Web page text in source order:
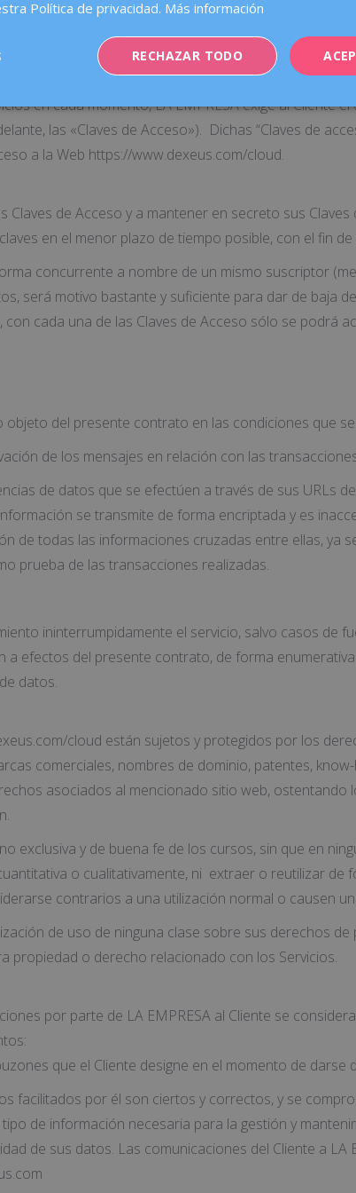
de los demás Clientes y de otros usuarios de
en cada momento, LA EMPRESA exige al Cliente
las «Claves de Acceso»). Dichas “Claves de
a la Web https://www.dexeus.com/cloud.
de Acceso y a mantener en secreto sus
en el menor plazo de tiempo posible, con el fin de
concurrente a nombre de un mismo suscriptor
será motivo bastante y suficiente para dar de baja
cada una de las Claves de Acceso sólo se podrá
del presente contrato en las condiciones que
de los mensajes en relación con las
de datos que se efectúen a través de sus URLs
se transmite de forma encriptada y es
de todas las informaciones cruzadas entre ellas, ya
prueba de las transacciones realizadas.
ininterrumpidamente el servicio, salvo casos de
efectos del presente contrato, de forma
datos.
cloud están sujetos y protegidos por los
comerciales, nombres de dominio, patentes,
asociados al mencionado sitio web,
exclusiva y de buena fe de los cursos, sin que en
o cualitativamente, ni extraer o reutilizar de
contrarios a una utilización normal o causen
de uso de ninguna clase sobre sus derechos
propiedad o derecho relacionado con los Servicios.
por parte de LA EMPRESA al Cliente se
que el Cliente designe en el momento de darse
facilitados por él son ciertos y correctos, y se
de información necesaria para la gestión y
de sus datos. Las comunicaciones del Cliente a LA
Política de privacidad. Más información
RECHAZAR TODO